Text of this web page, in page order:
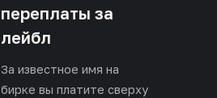
переплаты за
лейбл
За известное имя на
бирке вы платите сверху